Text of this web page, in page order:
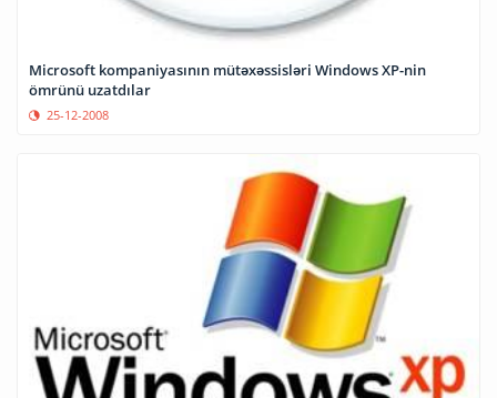
Microsoft kompaniyasının mütəxəssisləri Windows XP-nin
ömrünü uzatdılar
25-12-2008